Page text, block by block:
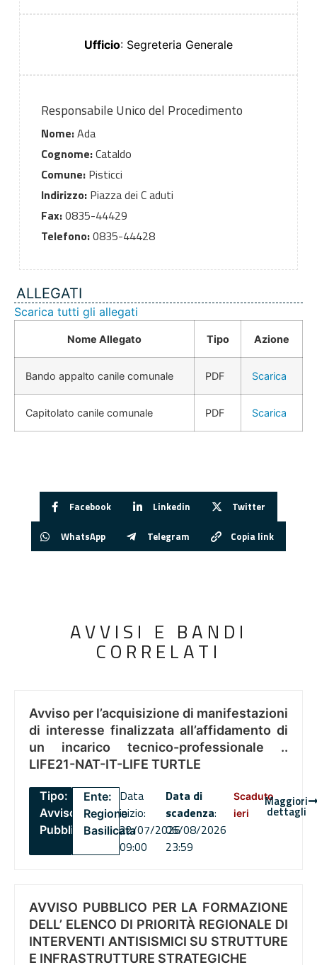
Ufficio: Segreteria Generale
Responsabile Unico del Procedimento
Nome:Ada
Cognome:Cataldo
Comune:Pisticci
Indirizzo:Piazza dei C aduti
Fax:0835-44429
Telefono:0835-44428
ALLEGATI
Scarica tutti gli allegati
Nome Allegato Tipo Azione
Bando appalto canile comunale PDF Scarica
Capitolato canile comunale PDF Scarica
Facebook Linkedin Twitter
WhatsApp Telegram Copia link
AVVISI E BANDI
CORRELATI
Avviso per l’acquisizione di manifestazioni
di interesse finalizzata all’affidamento di
un incarico tecnico-professionale ..
LIFE21-NAT-IT-LIFE TURTLE
Tipo:
Avviso
Pubblico
Ente:
Regione
Basilicata
Data
inizio:
22/07/2026
09:00
Data di
scadenza:
06/08/2026
23:59
Scaduto
ieri
Maggiori
dettagli
AVVISO PUBBLICO PER LA FORMAZIONE
DELL’ ELENCO DI PRIORITÀ REGIONALE DI
INTERVENTI ANTISISMICI SU STRUTTURE
E INFRASTRUTTURE STRATEGICHE